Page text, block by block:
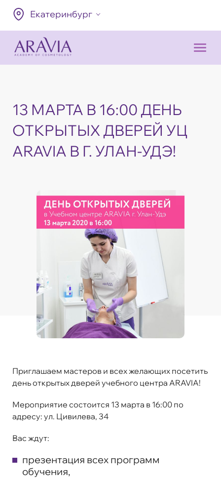
Екатеринбург
13 МАРТА В 16:00 ДЕНЬ
ОТКРЫТЫХ ДВЕРЕЙ УЦ
ARAVIA В Г. УЛАН-УДЭ!
Приглашаем мастеров и всех желающих посетить
день открытых дверей учебного центра ARAVIA!
Мероприятие состоится 13 марта в 16:00 по
адресу: ул. Цивилева, 34
Вас ждут:
презентация всех программ
обучения,